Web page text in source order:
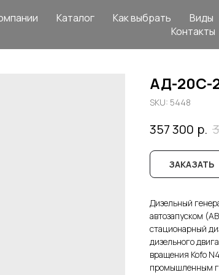
Каталог Как выбрать Виды
Контакты
АД-20С-
SKU: 5448
357 300 р.
ЗАКАЗАТЬ
Дизельный
автозапуском
стационарный
дизельного
вращения Kofo
промышленным